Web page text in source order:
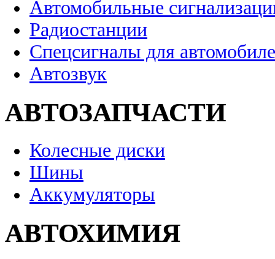
Автомобильные
Радиостанции
Спецсигналы для
Автозвук
АВТОЗАПЧАСТИ
Колесные диски
Шины
Аккумуляторы
АВТОХИМИЯ